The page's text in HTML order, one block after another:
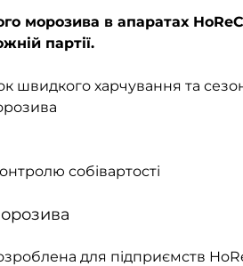
морозива в апаратах
партії.
швидкого харчування та
собівартості
для підприємств